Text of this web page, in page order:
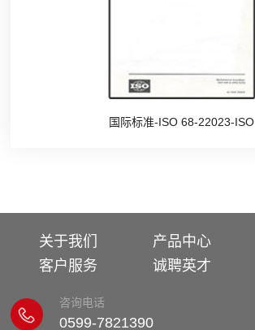
国际标准-ISO 68-22023-ISO
关于我们 产品中心
客户服务
诚聘英才
咨询电话
0599-7821390